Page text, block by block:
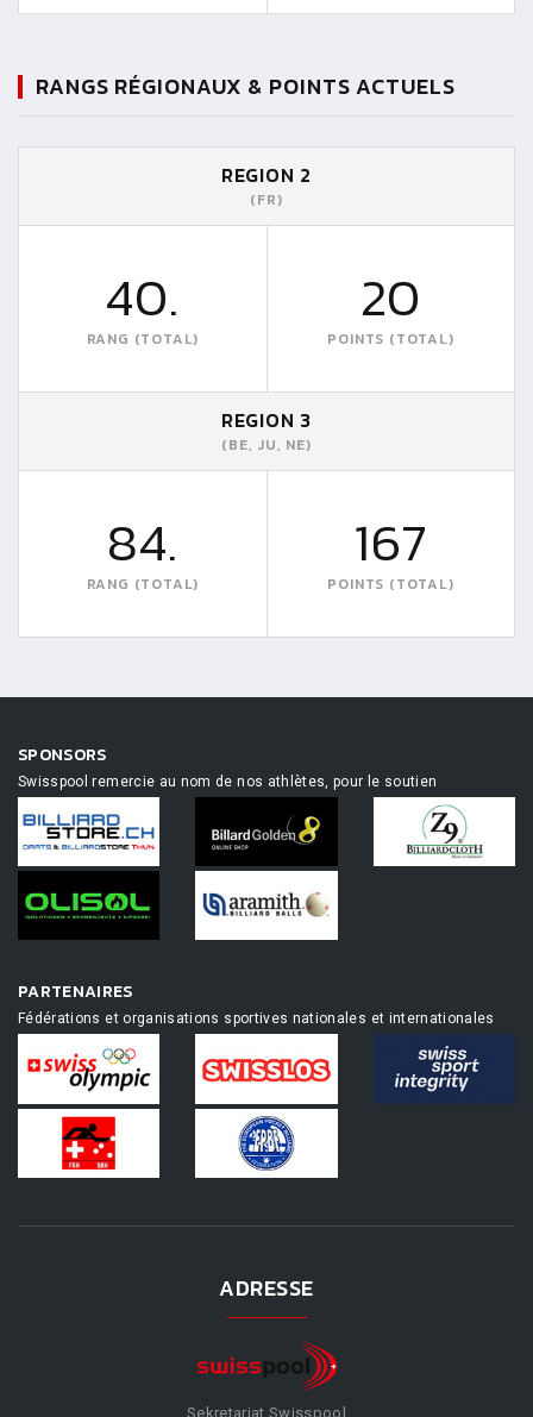
RANGS RÉGIONAUX & POINTS ACTUELS
REGION 2
(FR)
40.
RANG (TOTAL)
20
POINTS (TOTAL)
REGION 3
(BE, JU, NE)
84.
RANG (TOTAL)
167
POINTS (TOTAL)
SPONSORS
Swisspool remercie au nom de nos athlètes, pour le soutien
PARTENAIRES
Fédérations et organisations sportives nationales et internationales
ADRESSE
Sekretariat Swisspool